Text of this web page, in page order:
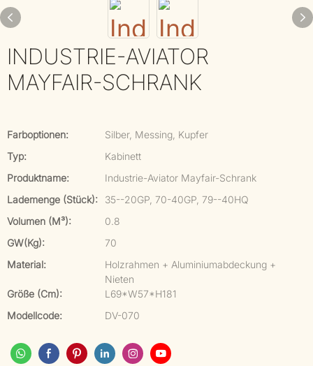
INDUSTRIE-AVIATOR
MAYFAIR-SCHRANK
Farboptionen:
Silber, Messing, Kupfer
Typ:
Kabinett
Produktname:
Industrie-Aviator Mayfair-Schrank
Lademenge (Stück):
35--20GP, 70-40GP, 79--40HQ
Volumen (m³):
0.8
GW(kg):
70
Material:
Holzrahmen + Aluminiumabdeckung +
Nieten
Größe (cm):
L69*W57*H181
Modellcode:
DV-070